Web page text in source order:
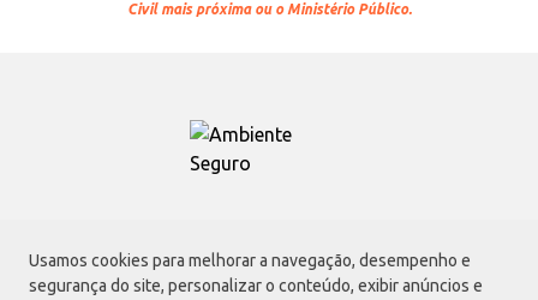
Usamos cookies para melhorar a navegação, desempenho e
segurança do site, personalizar o conteúdo, exibir anúncios e
Civil mais próxima ou o Ministério Público.
Atacadão S.A.
Avenida Morvan Dias de Figueiredo, 6169, Vila Maria, São Paulo - SP | CEP
02170-901 | CNPJ: 75.315.333/0001-09